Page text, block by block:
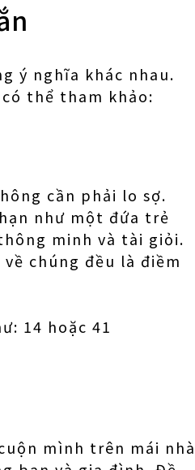
ý nghĩa khác nhau.
thể tham khảo:
cần phải lo sợ.
như một đứa trẻ
minh và tài giỏi.
chúng đều là điềm
14 hoặc 41
mình trên mái nhà